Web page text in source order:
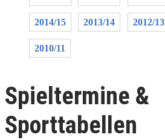
2014/15 2013/14 2012/13
2010/11
Spieltermine &
Sporttabellen